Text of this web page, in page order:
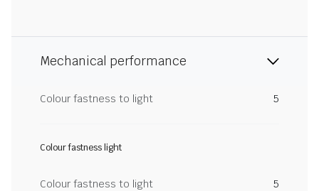
Mechanical performance
Colour fastness to light 5
Colour fastness light
Colour fastness to light 5